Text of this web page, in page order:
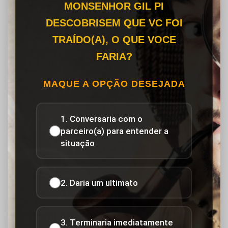
MONSENHOR GIL PI
DESCOBRISEM QUE VC FOI
TRAÍDO(A), O QUE VOCE
FARIA?
MAQUE A OPÇÃO DESEJADA
1. Conversaria com o
parceiro(a) para entender a
situação
2. Daria um ultimato
3. Terminaria imediatamente